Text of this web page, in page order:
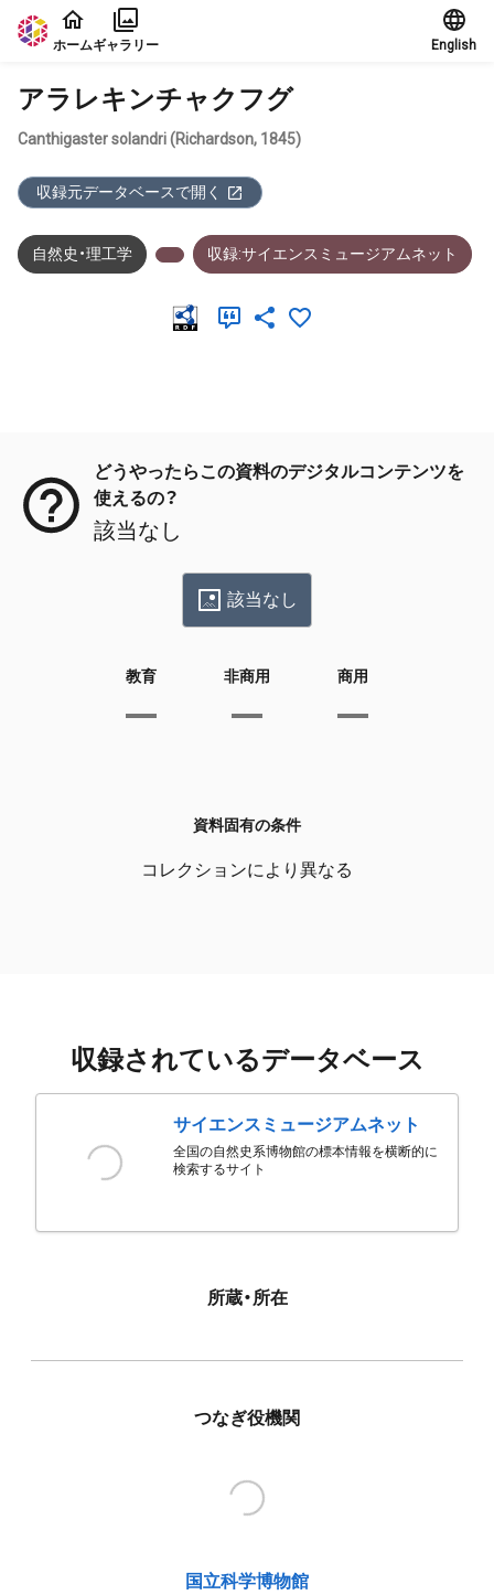
本文に飛ぶ
ホームギャラリー English
アラレキンチャクフグ
Canthigaster solandri (Richardson, 1845)
収録元データベースで開く
自然史・理工学 収録:サイエンスミュージアムネット
どうやったらこの資料のデジタルコンテンツを
使えるの？
該当なし
該当なし
教育 非商用 商用
資料固有の条件
コレクションにより異なる
収録されているデータベース
サイエンスミュージアムネット
全国の自然史系博物館の標本情報を横断的に
検索するサイト
所蔵・所在
つなぎ役機関
国立科学博物館